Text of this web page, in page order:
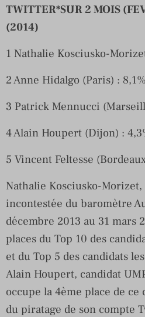
TWITTER*SUR 2 MOIS
(2014)
1 Nathalie Kosciusko-
2 Anne Hidalgo (Paris) : 8,1%
3 Patrick Mennucci
4 Alain Houpert (Dijon) :
5 Vincent Feltesse
Nathalie Kosciusko-
incontestée du baromètre
décembre 2013 au 31 mars
places du Top 10 des
et du Top 5 des candidats
Alain Houpert, candidat
occupe la 4ème place de ce
du piratage de son compte